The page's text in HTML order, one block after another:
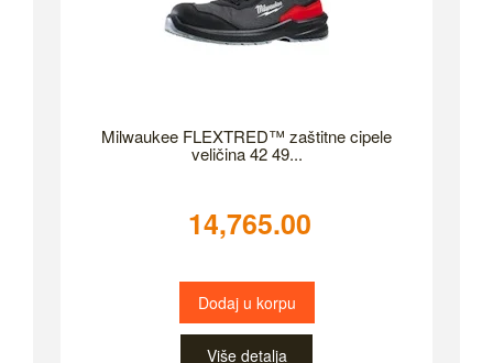
Milwaukee FLEXTRED™ zaštitne cipele
veličina 42 49...
14,765.00
Dodaj u korpu
Više detalja